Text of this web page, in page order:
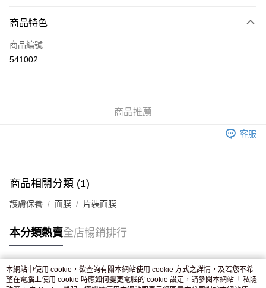
信用卡
Apple Pay
付款後門市自取，訂單確認後2-4個工作天到店，7天內取。逾期後
商品特色
商品編號
541002
商品推薦
客服
商品相關分類 (1)
護膚保養 面膜 片裝面膜
本分類熱賣全店暢銷排行
熱門標籤
本網站中使用 cookie，欲查詢有關本網站使用 cookie 方式之詳情，及若您不希
望在電腦上使用 cookie 時應如何變更電腦的 cookie 設定，請參閱本網站「 私隱